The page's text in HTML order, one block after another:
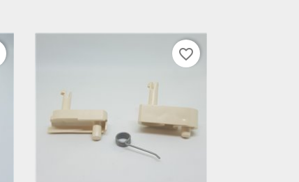
favorite_border